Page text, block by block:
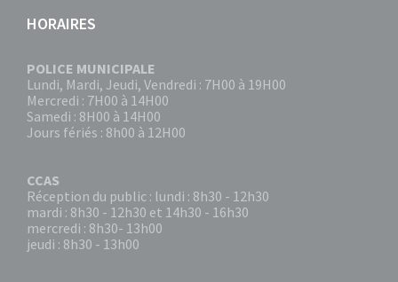
HORAIRES
POLICE MUNICIPALE
Lundi, Mardi, Jeudi, Vendredi : 7H00 à 19H00
Mercredi : 7H00 à 14H00
Samedi : 8H00 à 14H00
Jours fériés : 8h00 à 12H00
CCAS
Réception du public : lundi : 8h30 - 12h30
mardi : 8h30 - 12h30 et 14h30 - 16h30
mercredi : 8h30- 13h00
jeudi : 8h30 - 13h00